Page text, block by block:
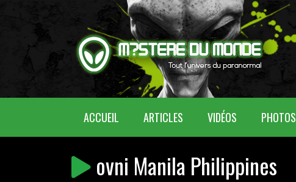
ACCUEIL (CURRENT)ARTICLES VIDÉOS PHOTOS
ovni Manila Philippines